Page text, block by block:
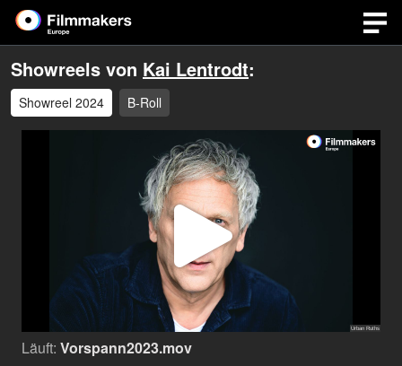
Showreels von Kai Lentrodt:
Showreel 2024 B-Roll
Video
Läuft: Vorspann2023.mov